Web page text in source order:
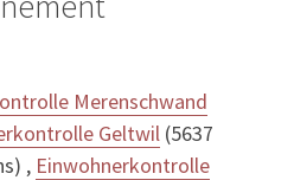
Merenschwand
Geltwil (5637
, Einwohnerkontrolle